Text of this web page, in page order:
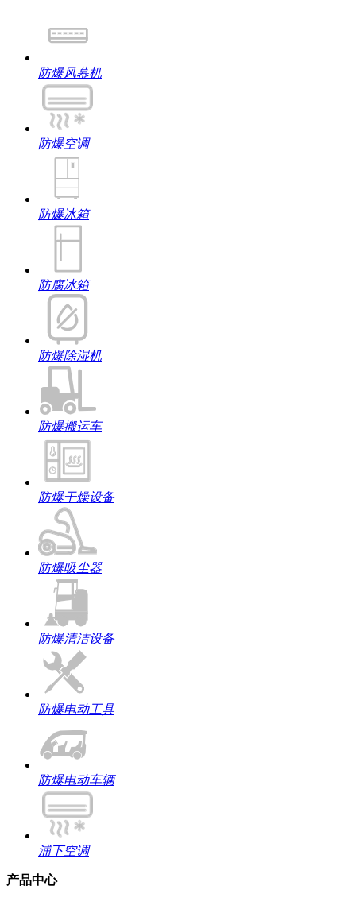
防爆风幕机
防爆空调
防爆冰箱
防腐冰箱
防爆除湿机
防爆搬运车
防爆干燥设备
防爆吸尘器
防爆清洁设备
防爆电动工具
防爆电动车辆
浦下空调
产品中心